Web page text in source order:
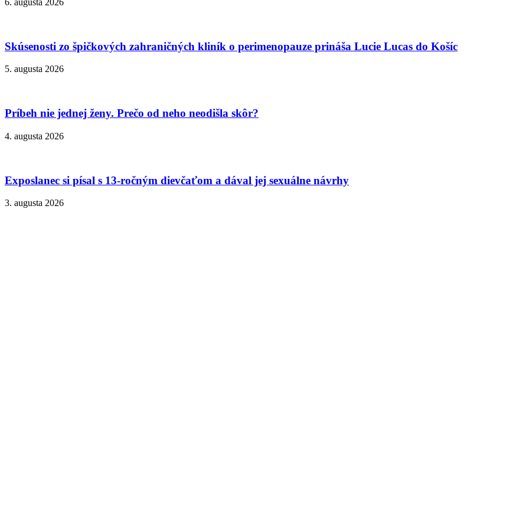
6. augusta 2026
Skúsenosti zo špičkových zahraničných kliník o perimenopauze prináša Lucie Lucas do Košíc
5. augusta 2026
Príbeh nie jednej ženy. Prečo od neho neodišla skôr?
4. augusta 2026
Exposlanec si písal s 13-ročným dievčaťom a dával jej sexuálne návrhy
3. augusta 2026